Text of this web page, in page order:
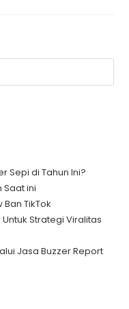
Sepi di Tahun Ini?
Saat ini
TikTok
Strategi Viralitas
Jasa Buzzer Report